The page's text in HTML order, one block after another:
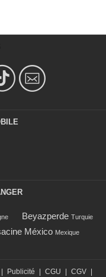
Beyazperde Turquie
México Mexique
Publicité CGU CGV